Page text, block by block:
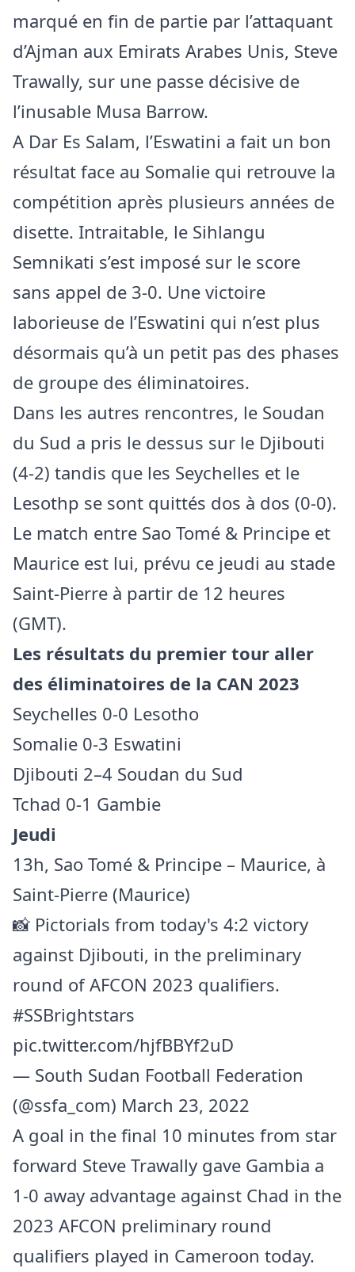
marqué en fin de partie par l’attaquant
d’Ajman aux Emirats Arabes Unis, Steve
Trawally, sur une passe décisive de
l’inusable Musa Barrow.
A Dar Es Salam, l’Eswatini a fait un bon
résultat face au Somalie qui retrouve la
compétition après plusieurs années de
disette. Intraitable, le Sihlangu
Semnikati s’est imposé sur le score
sans appel de 3-0. Une victoire
laborieuse de l’Eswatini qui n’est plus
désormais qu’à un petit pas des phases
de groupe des éliminatoires.
Dans les autres rencontres, le Soudan
du Sud a pris le dessus sur le Djibouti
(4-2) tandis que les Seychelles et le
Lesothp se sont quittés dos à dos (0-0).
Le match entre Sao Tomé & Principe et
Maurice est lui, prévu ce jeudi au stade
Saint-Pierre à partir de 12 heures
(GMT).
Les résultats du premier tour aller
des éliminatoires de la CAN 2023
Seychelles 0-0 Lesotho
Somalie 0-3 Eswatini
Djibouti 2–4 Soudan du Sud
Tchad 0-1 Gambie
Jeudi
13h, Sao Tomé & Principe – Maurice, à
Saint-Pierre (Maurice)
📸 Pictorials from today's 4:2 victory
against Djibouti, in the preliminary
round of AFCON 2023 qualifiers.
#SSBrightstars
pic.twitter.com/hjfBBYf2uD
— South Sudan Football Federation
(@ssfa_com) March 23, 2022
A goal in the final 10 minutes from star
forward Steve Trawally gave Gambia a
1-0 away advantage against Chad in the
2023 AFCON preliminary round
qualifiers played in Cameroon today.